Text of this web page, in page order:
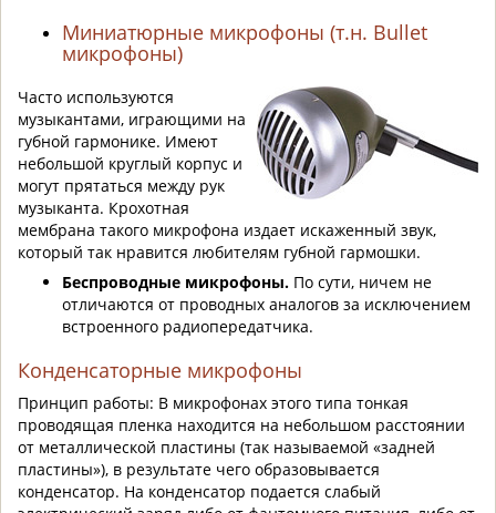
Миниатюрные микрофоны (т.н. Bullet
микрофоны)
Часто используются
музыкантами, играющими на
губной гармонике. Имеют
небольшой круглый корпус и
могут прятаться между рук
музыканта. Крохотная
мембрана такого микрофона издает искаженный звук,
который так нравится любителям губной гармошки.
Беспроводные микрофоны. По сути, ничем не
отличаются от проводных аналогов за исключением
встроенного радиопередатчика.
Конденсаторные микрофоны
Принцип работы: В микрофонах этого типа тонкая
проводящая пленка находится на небольшом расстоянии
от металлической пластины (так называемой «задней
пластины»), в результате чего образовывается
конденсатор. На конденсатор подается слабый